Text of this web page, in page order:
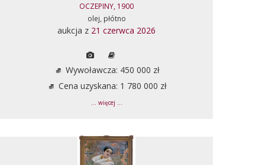
OCZEPINY, 1900
olej, płótno
aukcja z 21 czerwca 2026
Wywoławcza: 450 000 zł
Cena uzyskana: 1 780 000 zł
... więcej ...